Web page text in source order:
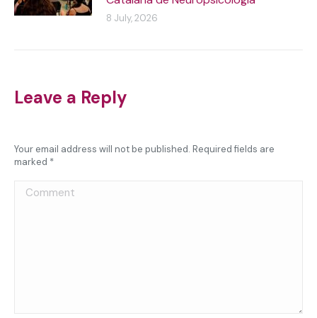
8 July, 2026
Leave a Reply
Your email address will not be published. Required fields are
marked *
Comment